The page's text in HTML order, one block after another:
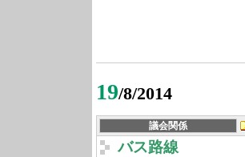
19/8/2014
議会関係
バス路線